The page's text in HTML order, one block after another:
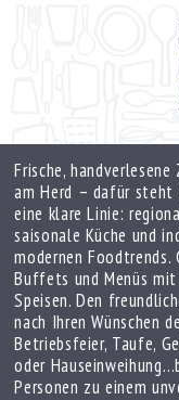
Frische,
am Herd – dafür steht
eine klare Linie:
saisonale Küche und
modernen Foodtrends.
Buffets und Menüs
Speisen. Den
nach Ihren Wünschen
Betriebsfeier, Taufe,
oder
Personen zu einem